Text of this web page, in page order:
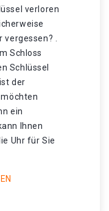
verloren
.
Schloss
Schlüssel
der
ein
Ihnen
Uhr für Sie